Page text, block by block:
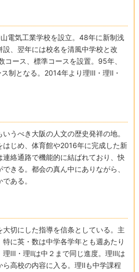
電気工業学校を設立。48年に新制浅
、翌年には校名を清風中学校と改
ース、標準コースを設置。95年、
制となる。2014年より理Ⅲ・理Ⅱ・
いうべき大阪の人文の歴史発祥の地。
はじめ、体育館や2016年に完成した新
絡通路で機能的に結ばれており、快
きる。都会の真ん中にありながら、
ある。
切にした指導を信条としている。主
に英・数は中学各学年とも週あたり
理Ⅲ・理Ⅱは中２まで同じ進度。理Ⅲは
高校の内容に入る。理Ⅱも中学課程